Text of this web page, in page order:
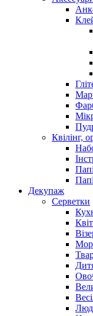
Квілінг,
Декупаж
Серветки